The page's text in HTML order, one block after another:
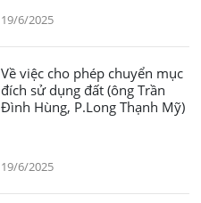
với phần diện tích 48,7m2 đất
trồng cây hằng năm khác sang
19/6/2025
Về việc cho phép chuyển mục
đích sử dụng đất (ông Trần
Đình Hùng, P.Long Thạnh Mỹ)
19/6/2025